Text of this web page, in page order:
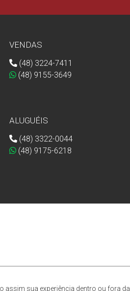
assim sua experiência dentro ou fora da
VENDAS
(48) 3224-7411
(48) 9155-3649
ALUGUÉIS
(48) 3322-0044
(48) 9175-6218